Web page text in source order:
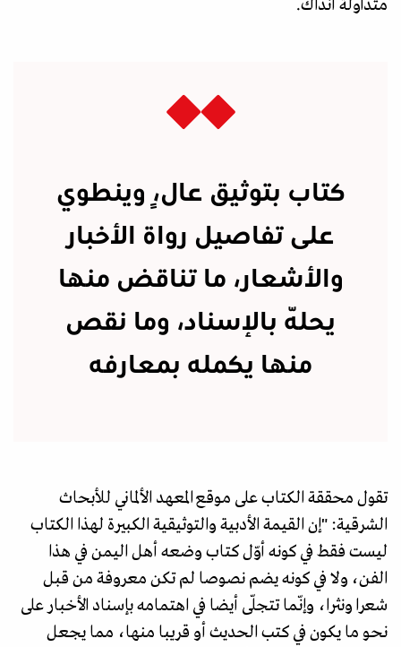
متداولة آنذاك.
كتاب بتوثيق عالٍ، وينطوي
على تفاصيل رواة الأخبار
والأشعار، ما تناقض منها
يحلّه بالإسناد، وما نقص
منها يكمله بمعارفه
تقول محققة الكتاب على موقع المعهد الألماني للأبحاث
الشرقية: "إن القيمة الأدبية والتوثيقية الكبيرة لهذا الكتاب
ليست فقط في كونه أوّل كتاب وضعه أهل اليمن في هذا
الفن، ولا في كونه يضم نصوصا لم تكن معروفة من قبل
شعرا ونثرا، وإنّما تتجلّى أيضا في اهتمامه بإسناد الأخبار على
نحو ما يكون في كتب الحديث أو قريبا منها، مما يجعل